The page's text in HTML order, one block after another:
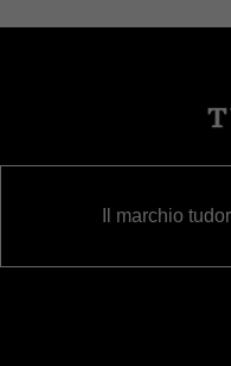
Il marchio tudor